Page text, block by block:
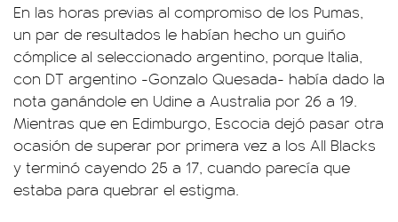
En las horas previas al compromiso de los Pumas,
un par de resultados le habían hecho un guiño
cómplice al seleccionado argentino, porque Italia,
con DT argentino -Gonzalo Quesada- había dado la
nota ganándole en Udine a Australia por 26 a 19.
Mientras que en Edimburgo, Escocia dejó pasar otra
ocasión de superar por primera vez a los All Blacks
y terminó cayendo 25 a 17, cuando parecía que
estaba para quebrar el estigma.